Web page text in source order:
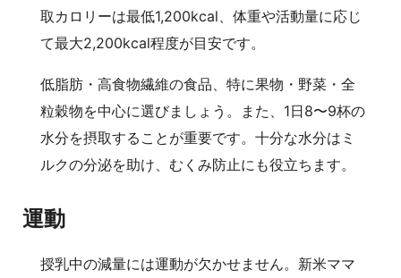
取カロリーは最低1,200kcal、体重や活動量に応じ
て最大2,200kcal程度が目安です。
低脂肪・高食物繊維の食品、特に果物・野菜・全
粒穀物を中心に選びましょう。また、1日8〜9杯の
水分を摂取することが重要です。十分な水分はミ
ルクの分泌を助け、むくみ防止にも役立ちます。
運動
授乳中の減量には運動が欠かせません。新米ママ